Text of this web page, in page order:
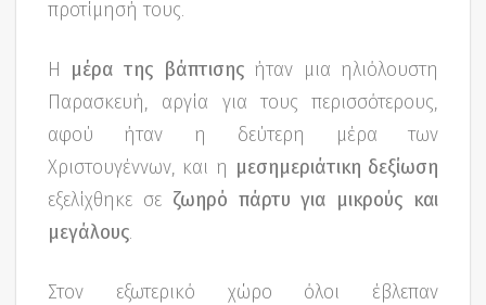
προτίμησή τους.
Η μέρα της βάπτισηςήταν μια ηλιόλουστη
Παρασκευή, αργία για τους περισσότερους,
αφού ήταν η δεύτερη μέρα των
Χριστουγέννων, και η μεσημεριάτικη δεξίωση
εξελίχθηκε σε ζωηρό πάρτυ για μικρούς και
μεγάλους.
Στον εξωτερικό χώρο όλοι έβλεπαν